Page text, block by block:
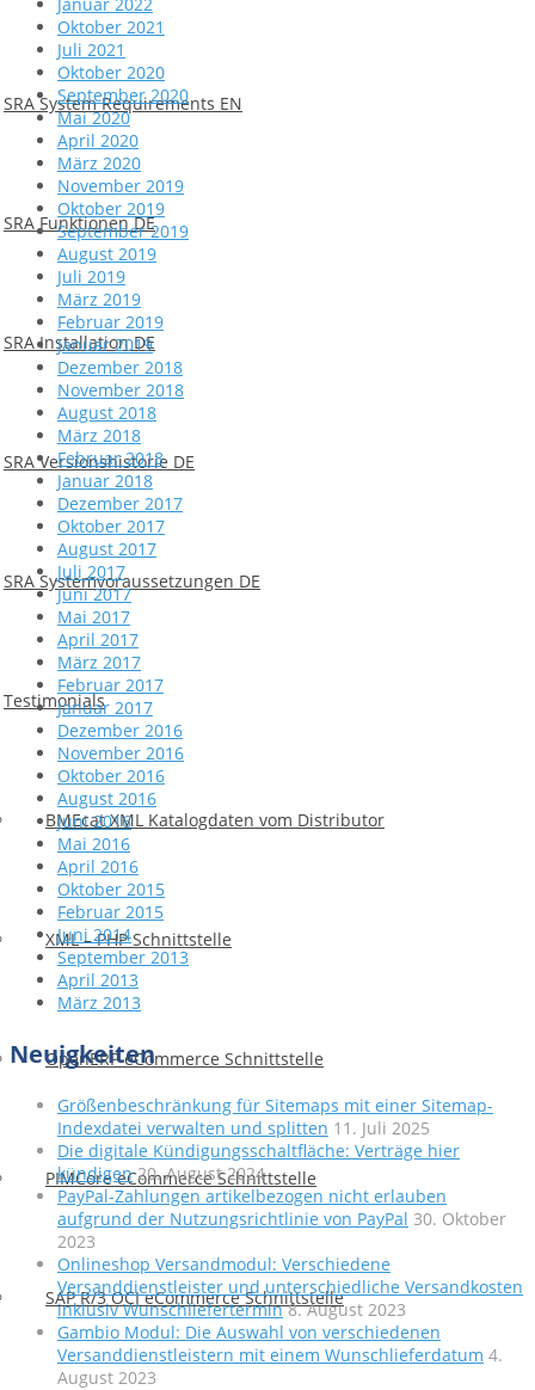
SRA System Requirements EN
SRA Funktionen DE
SRA Installation DE
SRA Versionshistorie DE
SRA Systemvoraussetzungen DE
Testimonials
BMEcat XML Katalogdaten vom Distributor
XML – PHP Schnittstelle
OpenERP eCommerce Schnittstelle
PIMCore eCommerce Schnittstelle
SAP R/3 OCI eCommerce Schnittstelle
Oktober 2021
Juli 2021
Oktober 2020
September 2020
Mai 2020
April 2020
März 2020
November 2019
Oktober 2019
September 2019
August 2019
Juli 2019
März 2019
Februar 2019
Januar 2019
Dezember 2018
November 2018
August 2018
März 2018
Februar 2018
Januar 2018
Dezember 2017
Oktober 2017
August 2017
Juli 2017
Juni 2017
Mai 2017
April 2017
März 2017
Februar 2017
Januar 2017
Dezember 2016
November 2016
Oktober 2016
August 2016
Juni 2016
Mai 2016
April 2016
Oktober 2015
Februar 2015
Juni 2014
September 2013
April 2013
März 2013
Neuigkeiten
Größenbeschränkung für Sitemaps mit einer Sitemap-
Indexdatei verwalten und splitten 11. Juli 2025
Die digitale Kündigungsschaltfläche: Verträge hier
kündigen 20. August 2024
PayPal-Zahlungen artikelbezogen nicht erlauben
aufgrund der Nutzungsrichtlinie von PayPal 30. Oktober
2023
Onlineshop Versandmodul: Verschiedene
Versanddienstleister und unterschiedliche Versandkosten
inklusiv Wunschliefertermin 8. August 2023
Gambio Modul: Die Auswahl von verschiedenen
Versanddienstleistern mit einem Wunschlieferdatum 4.
August 2023